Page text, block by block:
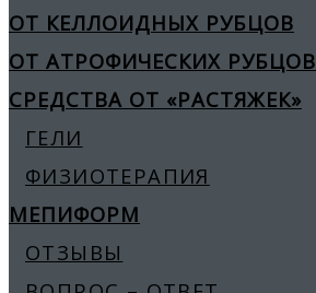
ОТ КЕЛЛОИДНЫХ РУБЦОВ
ОТ АТРОФИЧЕСКИХ РУБЦОВ
СРЕДСТВА ОТ «РАСТЯЖЕК»
ГЕЛИ
ФИЗИОТЕРАПИЯ
МЕПИФОРМ
ОТЗЫВЫ